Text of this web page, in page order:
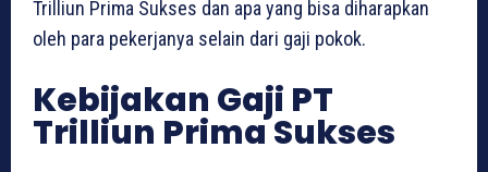
Trilliun Prima Sukses dan apa yang bisa diharapkan
oleh para pekerjanya selain dari gaji pokok.
Kebijakan Gaji PT
Trilliun Prima Sukses